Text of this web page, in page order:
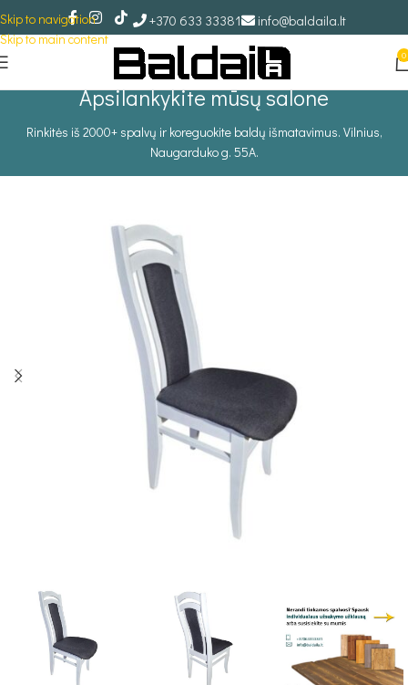
Skip to navigation
Skip to main content
+370 633 33381 info@baldaila.lt
0
Apsilankykite mūsų salone
Rinkitės iš 2000+ spalvų ir koreguokite baldų išmatavimus. Vilnius,
Naugarduko g. 55A.